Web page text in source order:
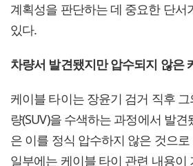
계획성을 판단하는 데 중요한 단서
있다.
차량서 발견됐지만 압수되지 않은
케이블 타이는 장윤기 검거 직후
량(SUV)을 수색하는 과정에서 발
은 이를 정식 압수하지 않은 것으
일부에는 케이블 타이 관련 내용이